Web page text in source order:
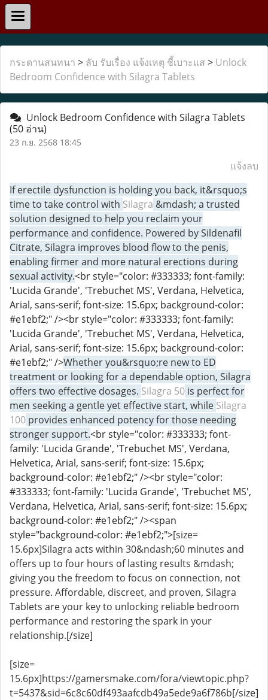
กระดานสนทนา > ลับ รับเรื่อง แจ้งเหตุ ชี้เบาะแส > Unlock
Bedroom Confidence with Silagra Tablets
Unlock Bedroom Confidence with Silagra Tablets
(50 อ่าน)
23 ก.ย. 2568 18:45
แจ้งลบ
If erectile dysfunction is holding you back, it&rsquo;s
time to take control with Silagra &mdash; a trusted
solution designed to help you reclaim your
performance and confidence. Powered by Sildenafil
Citrate, Silagra improves blood flow to the penis,
enabling firmer and more natural erections during
sexual activity.<br style="color: #333333; font-family:
'Lucida Grande', 'Trebuchet MS', Verdana, Helvetica,
Arial, sans-serif; font-size: 15.6px; background-color:
#e1ebf2;" /><br style="color: #333333; font-family:
'Lucida Grande', 'Trebuchet MS', Verdana, Helvetica,
Arial, sans-serif; font-size: 15.6px; background-color:
#e1ebf2;" />Whether you&rsquo;re new to ED
treatment or looking for a dependable option, Silagra
offers two effective dosages. Silagra 50 is perfect for
men seeking a gentle yet effective start, while Silagra
100 provides enhanced potency for those needing
stronger support.<br style="color: #333333; font-
family: 'Lucida Grande', 'Trebuchet MS', Verdana,
Helvetica, Arial, sans-serif; font-size: 15.6px;
background-color: #e1ebf2;" /><br style="color:
#333333; font-family: 'Lucida Grande', 'Trebuchet MS',
Verdana, Helvetica, Arial, sans-serif; font-size: 15.6px;
background-color: #e1ebf2;" /><span
style="background-color: #e1ebf2;">[size=
15.6px]Silagra acts within 30&ndash;60 minutes and
offers up to four hours of lasting results &mdash;
giving you the freedom to focus on connection, not
pressure. Affordable, discreet, and proven, Silagra
Tablets are your key to unlocking reliable bedroom
performance and restoring the spark in your
relationship.[/size]
[size=
15.6px]https://gamersmake.com/fora/viewtopic.php?
t=5437&sid=6c8c60df493aafcdb49a5ede9a6f786b[/size]